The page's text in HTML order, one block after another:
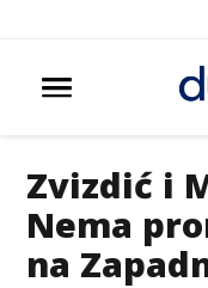
Zvizdić i
Nema
na